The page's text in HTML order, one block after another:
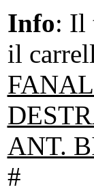
Info: Il
il
ANT.
#